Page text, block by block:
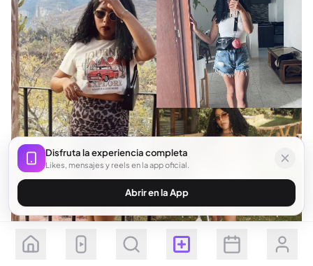
Seguir Suscribirse
Disfruta la experiencia completa
Likes, mensajes y reels en la app oficial.
Abrir en la App